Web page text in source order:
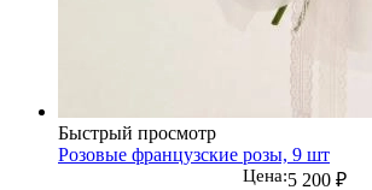
Быстрый просмотр
Розовые французские розы, 9 шт
Цена:5 200 ₽